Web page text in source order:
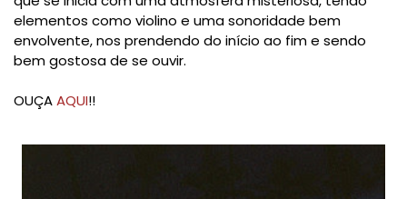
elementos como violino e uma sonoridade bem
envolvente, nos prendendo do início ao fim e sendo
bem gostosa de se ouvir.
OUÇAAQUI!!